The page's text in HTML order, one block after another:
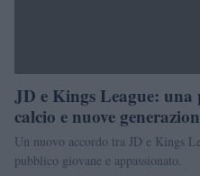
JD e Kings League: una
calcio e nuove
Un nuovo accordo tra JD e Kings
pubblico giovane e appassionato.